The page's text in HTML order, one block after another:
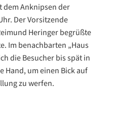
dem Anknipsen der
Der Vorsitzende
Heringer begrüßte
Im benachbarten „Haus
die Besucher bis spät in
Hand, um einen Bick auf
zu werfen.